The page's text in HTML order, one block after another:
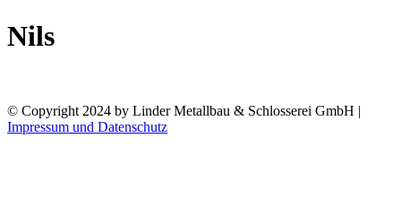
Nils
© Copyright 2024 by Linder Metallbau & Schlosserei GmbH |
Impressum und Datenschutz